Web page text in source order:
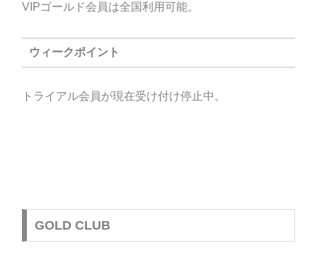
VIPゴールド会員は全国利用可能。
ウィークポイント
トライアル会員が現在受け付け停止中。
GOLD CLUB